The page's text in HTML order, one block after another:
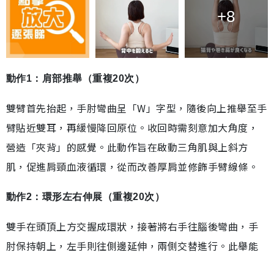
+8
動作1：肩部推舉（重複20次）
雙臂首先抬起，手肘彎曲呈「W」字型，隨後向上推舉至手
臂貼近雙耳，再緩慢降回原位。收回時需刻意加大角度，
營造「夾背」的感覺。此動作旨在啟動三角肌與上斜方
肌，促進肩頸血液循環，從而改善厚肩並修飾手臂線條。
動作2：環形左右伸展（重複20次）
雙手在頭頂上方交握成環狀，接著將右手往腦後彎曲，手
肘保持朝上，左手則往側邊延伸，兩側交替進行。此舉能